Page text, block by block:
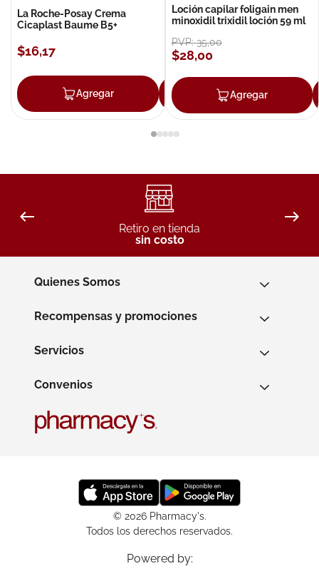
La Roche-Posay Crema
Cicaplast Baume B5+
$16,17
Agregar Agregar
Loción capilar foligain men
minoxidil trixidil loción 59 ml
PVP:35,00
$28,00
Agregar
Retiro en tienda
sin costo
Quienes Somos
Recompensas y promociones
Servicios
Convenios
© 2026 Pharmacy's.
Todos los derechos reservados.
Powered by: